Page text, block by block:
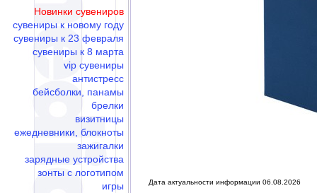
Новинки сувениров
сувениры к новому году
сувениры к 23 февраля
сувениры к 8 марта
vip сувениры
антистресс
бейсболки, панамы
брелки
визитницы
ежедневники, блокноты
зажигалки
зарядные устройства
зонты с логотипом
игры
Дата актуальности информации 06.08.2026